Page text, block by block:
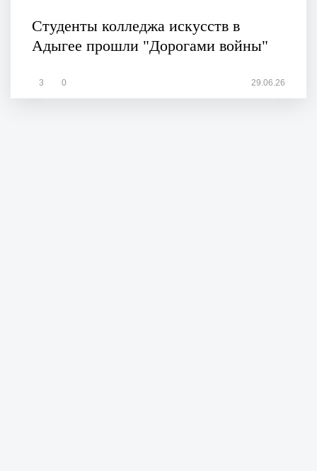
Студенты колледжа искусств в
Адыгее прошли "Дорогами войны"
3 0 29.06.26